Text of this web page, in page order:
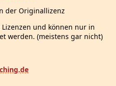
der Originallizenz
und können nur in
werden. (meistens gar nicht)